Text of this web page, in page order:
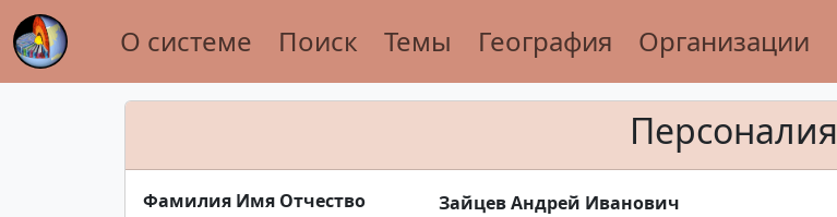
О системе Поиск Темы География Организации
Персоналия
Фамилия Имя Отчество
Зайцев Андрей Иванович